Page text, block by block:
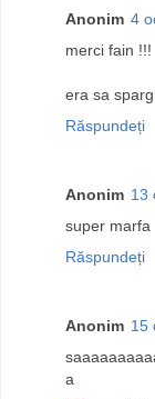
Anonim 4
merci fain !!!
era sa sparg
Răspundeți
Anonim 13
super marfa
Răspundeți
Anonim 15
a